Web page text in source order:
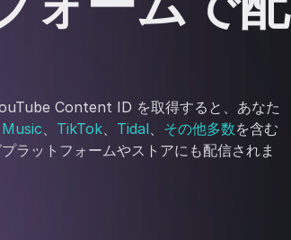
Content ID を取得すると、あなた
、 TikTok、 Tidal、 その他多数を含む
ラットフォームやストアにも配信されま